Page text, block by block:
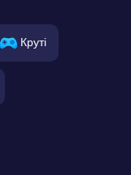
Круті